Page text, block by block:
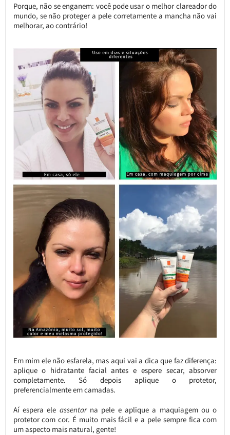
Porque, não se enganem: você pode usar o melhor clareador do
mundo, se não proteger a pele corretamente a mancha não vai
melhorar, ao contrário!
Em mim ele não esfarela, mas aqui vai a dica que faz diferença:
aplique o hidratante facial antes e espere secar, absorver
completamente. Só depois aplique o protetor,
preferencialmente em camadas.
Aí espera ele assentarna pele e aplique a maquiagem ou o
protetor com cor. É muito mais fácil e a pele sempre fica com
um aspecto mais natural, gente!